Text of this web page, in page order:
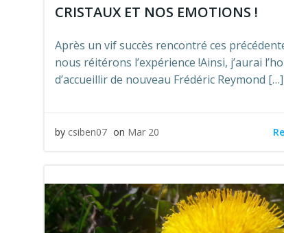
CRISTAUX ET NOS EMOTIONS !
Après un vif succès rencontré ces
nous réitérons l’expérience !Ainsi, j’aurai
d’accueillir de nouveau Frédéric Reymond […]
by csiben07 on Mar 20